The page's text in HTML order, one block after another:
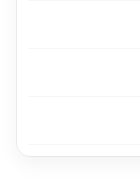
نيست» با ترجمه
و هنرمند